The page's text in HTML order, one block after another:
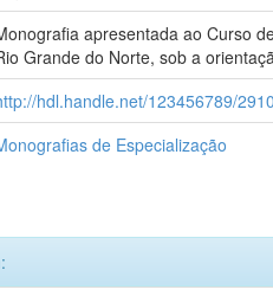
apresentada ao Curso
Grande do Norte, sob a
hdl.handle.net/123456789/2910
de Especialização